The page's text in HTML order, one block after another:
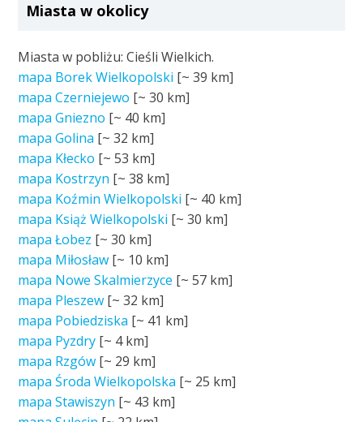
Miasta w okolicy
Miasta w pobliżu: Cieśli Wielkich.
mapa Borek Wielkopolski [~39 km]
mapa Czerniejewo [~30 km]
mapa Gniezno [~ 40 km]
mapa Golina [~32 km]
mapa Kłecko [~53 km]
mapa Kostrzyn [~38 km]
mapa Koźmin Wielkopolski [~ 40 km]
mapa Książ Wielkopolski [~30 km]
mapa Łobez [~30 km]
mapa Miłosław [~ 10 km]
mapa Nowe Skalmierzyce [~57 km]
mapa Pleszew [~32 km]
mapa Pobiedziska [~ 41 km]
mapa Pyzdry [~ 4 km]
mapa Rzgów [~ 29 km]
mapa Środa Wielkopolska [~ 25 km]
mapa Stawiszyn [~ 43 km]